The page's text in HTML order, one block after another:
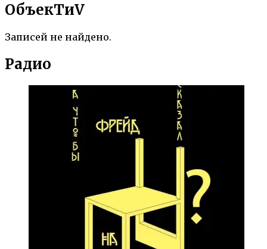
ОбъекTиV
Записей не найдено.
Радио